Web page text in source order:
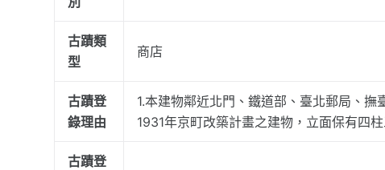
古蹟類
型
商店
古蹟登
錄理由
1.本建物鄰近北門、鐵道部、臺北郵局、
1931年京町改築計畫之建物，立面保有四
古蹟登